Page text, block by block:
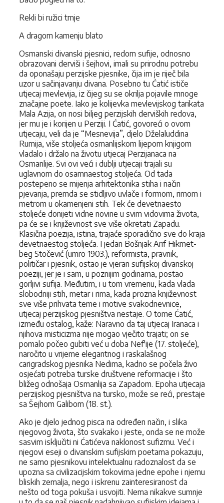
Rekli bi ružici trnje
A dragom kamenju blato
Osmanski divanski pjesnici, redom sufije, odnosno
obrazovani derviši i šejhovi, imali su prirodnu potrebu
da oponašaju perzijske pjesnike, čija im je riječ bila
uzor u sačinjavanju divana. Posebno tu Ćatić ističe
utjecaj mevlevija, iz čijeg su se okrilja pojavile mnoge
značajne poete. Iako je kolijevka mevlevijskog tarikata
Mala Azija, on nosi biljeg perzijskih derviških redova,
jer mu je i korijen u Perziji. I Ćatić, govoreći o ovom
utjecaju, veli da je “Mesnevija”, djelo Dželaluddina
Rumija, više stoljeća osmanlijskom lijepom knjigom
vladalo i držalo na životu utjecaj Perzijanaca na
Osmanlije. Svi ovi veći i dublji utjecaji trajali su
uglavnom do osamnaestog stoljeća. Od tada
postepeno se mijenja arhitektonika stiha i način
pjevanja, premda se stidljivo uvlače i formom, rimom i
metrom u okamenjeni stih. Tek će devetnaesto
stoljeće donijeti vidne novine u svim vidovima života,
pa će se i književnost sve više okretati Zapadu.
Klasična poezija, istina, trajaće sporadično sve do kraja
devetnaestog stoljeća. I jedan Bošnjak Arif Hikmet-
beg Stočević (umro 1903.), reformista, pravnik,
političar i pjesnik, ostao je vjeran sufijskoj divanskoj
poeziji, jer je i sam, u poznijim godinama, postao
gorljivi sufija. Međutim, i u tom vremenu, kada vlada
slobodniji stih, metar i rima, kada prozna književnost
sve više prihvata teme i motive svakodnevnice,
utjecaj perzijskog pjesništva nestaje. O tome Ćatić,
između ostalog, kaže: Naravno da taj utjecaj Iranaca i
njihova misticizma nije mogao vječito trajati; on se
pomalo počeo gubiti već u doba Nef'ije (17. stoljeće),
naročito u vrijeme elegantnog i raskalašnog
carigradskog pjesnika Nedima, kadno se počela živo
osjećati potreba turske društvene reformacije i što
bližeg odnošaja Osmanlija sa Zapadom. Epoha utjecaja
perzijskog pjesništva na tursko, može se reći, prestaje
sa Šejhom Galibom (18. st.).
Ako je djelo jednog pisca na određen način, i slika
njegovog života, što svakako i jeste, onda se ne može
sasvim isključiti ni Ćatićeva naklonost sufizmu. Već i
njegovi eseji o divanskim sufijskim poetama pokazuju,
ne samo pjesnikovu intelektualnu radoznalost da se
upozna sa civilizacijskim tokovima jedne epohe i njemu
bliskih zemalja, nego i iskrenu zainteresiranost da
nešto od toga pokuša i usvojiti. Nema nikakve sumnje